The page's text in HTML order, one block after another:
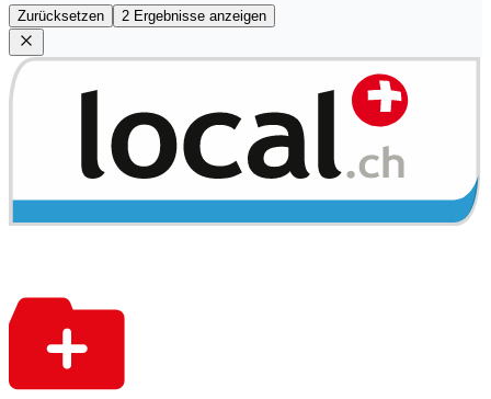
Zurücksetzen 2 Ergebnisse anzeigen